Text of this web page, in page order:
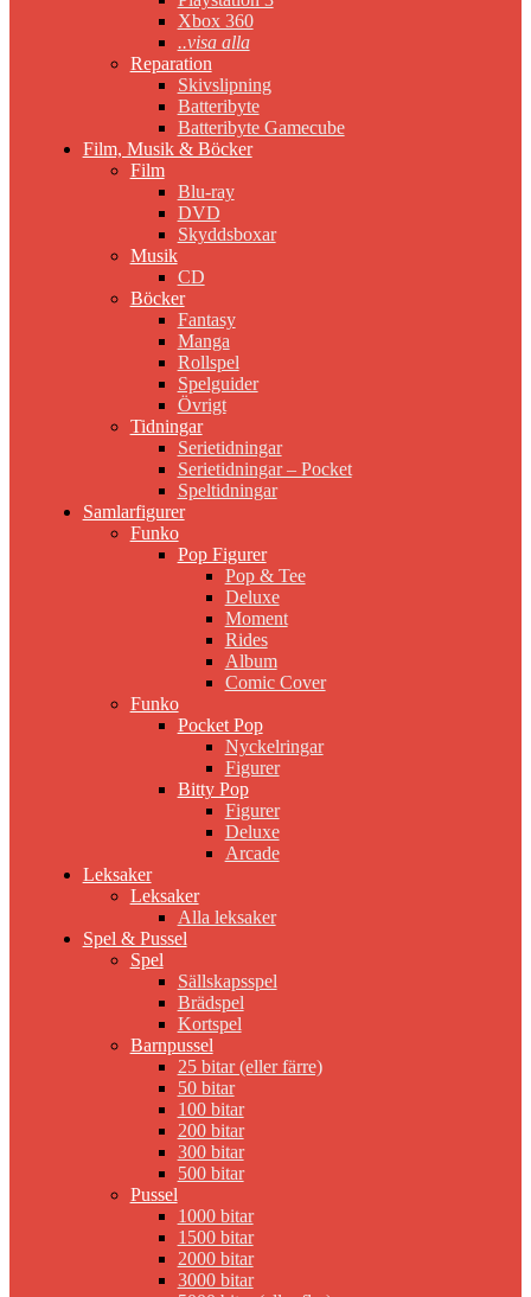
Xbox 360
..visa alla
Reparation
Skivslipning
Batteribyte
Batteribyte Gamecube
Film, Musik & Böcker
Film
Blu-ray
DVD
Skyddsboxar
Musik
CD
Böcker
Fantasy
Manga
Rollspel
Spelguider
Övrigt
Tidningar
Serietidningar
Serietidningar – Pocket
Speltidningar
Samlarfigurer
Funko
Pop Figurer
Pop & Tee
Deluxe
Moment
Rides
Album
Comic Cover
Funko
Pocket Pop
Nyckelringar
Figurer
Bitty Pop
Figurer
Deluxe
Arcade
Leksaker
Leksaker
Alla leksaker
Spel & Pussel
Spel
Sällskapsspel
Brädspel
Kortspel
Barnpussel
25 bitar (eller färre)
50 bitar
100 bitar
200 bitar
300 bitar
500 bitar
Pussel
1000 bitar
1500 bitar
2000 bitar
3000 bitar